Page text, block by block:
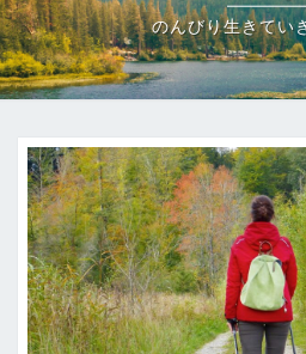
のんびり生きてい